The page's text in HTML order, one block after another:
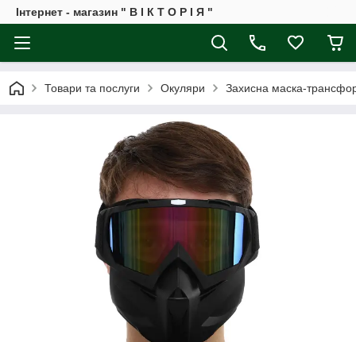
Інтернет - магазин " В І К Т О Р І Я "
Товари та послуги Окуляри Захисна маска-